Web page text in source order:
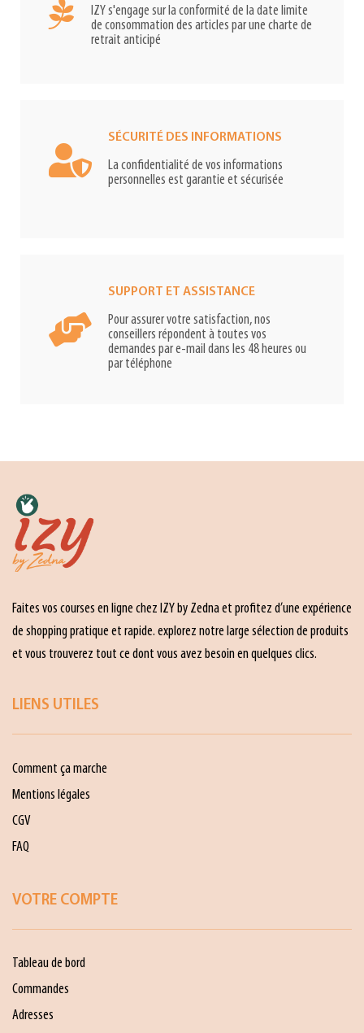
IZY s'engage sur la conformité de la date limite
de consommation des articles par une charte de
retrait anticipé
SÉCURITÉ DES INFORMATIONS
La confidentialité de vos informations
personnelles est garantie et sécurisée
SUPPORT ET ASSISTANCE
Pour assurer votre satisfaction, nos
conseillers répondent à toutes vos
demandes par e-mail dans les 48 heures ou
par téléphone
Faites vos courses en ligne chez IZY by Zedna et profitez d’une expérience
de shopping pratique et rapide. explorez notre large sélection de produits
et vous trouverez tout ce dont vous avez besoin en quelques clics.
LIENS UTILES
Comment ça marche
Mentions légales
CGV
FAQ
VOTRE COMPTE
Tableau de bord
Commandes
Adresses